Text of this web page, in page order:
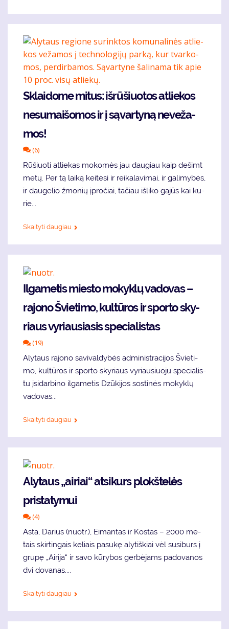
Sklai­do­me mi­tus: iš­rū­šiuo­tos at­lie­kos
ne­su­mai­šo­mos ir į są­var­ty­ną ne­ve­ža­
mos!
(6)
Rū­šiuo­ti at­lie­kas mo­ko­mės jau dau­giau kaip de­šimt
me­tų. Per tą lai­ką kei­tė­si ir rei­ka­la­vi­mai, ir ga­li­my­bės,
ir dau­ge­lio žmo­nių įpro­čiai, ta­čiau iš­li­ko ga­jūs kai ku­
rie...
Skaityti daugiau
Il­ga­me­tis miesto mo­kyk­lų va­do­vas –
rajono Švie­ti­mo, kul­tū­ros ir spor­to sky­
riaus vy­riau­sia­sis spe­cia­lis­tas
(19)
Aly­taus ra­jo­no sa­vi­val­dy­bės ad­mi­nist­ra­ci­jos Švie­ti­
mo, kul­tū­ros ir spor­to sky­riaus vy­riau­siuo­ju spe­cia­lis­
tu įsi­dar­bi­no il­ga­me­tis Dzū­ki­jos sos­ti­nės mo­kyk­lų
va­do­vas...
Skaityti daugiau
Alytaus „ai­riai“ atsikurs plokštelės
pristatymui
(4)
As­ta, Da­rius (nuotr.), Ei­man­tas ir Kos­tas – 2000 me­
tais skir­tin­gais ke­liais pa­su­kę aly­tiš­kiai vėl su­si­burs į
gru­pę „Ai­ri­ja“ ir sa­vo kū­ry­bos ger­bė­jams pa­do­va­nos
dvi do­va­nas....
Skaityti daugiau